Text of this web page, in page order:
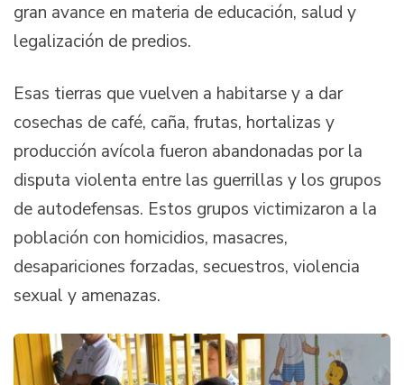
gran avance en materia de educación, salud y
legalización de predios.
Esas tierras que vuelven a habitarse y a dar
cosechas de café, caña, frutas, hortalizas y
producción avícola fueron abandonadas por la
disputa violenta entre las guerrillas y los grupos
de autodefensas. Estos grupos victimizaron a la
población con homicidios, masacres,
desapariciones forzadas, secuestros, violencia
sexual y amenazas.